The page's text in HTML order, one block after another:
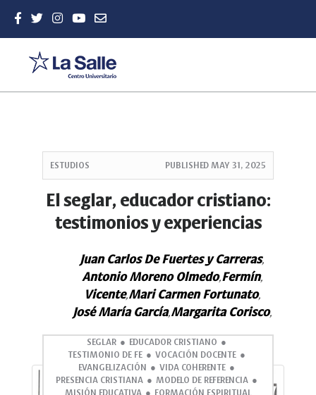
ESTUDIOS PUBLISHED MAY 31, 2025
El seglar, educador cristiano:
testimonios y experiencias
Juan Carlos De Fuertes y Carreras,
Antonio Moreno Olmedo,Fermín,
Vicente,Mari Carmen Fortunato,
José María García,Margarita Corisco,
SEGLAR
EDUCADOR CRISTIANO
TESTIMONIO DE FE
VOCACIÓN DOCENTE
EVANGELIZACIÓN
VIDA COHERENTE
PRESENCIA CRISTIANA
MODELO DE REFERENCIA
MISIÓN EDUCATIVA
FORMACIÓN ESPIRITUAL